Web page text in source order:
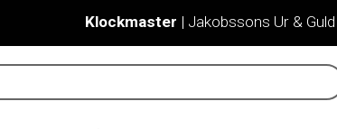
Klockmaster | Jakobssons Ur & Guld